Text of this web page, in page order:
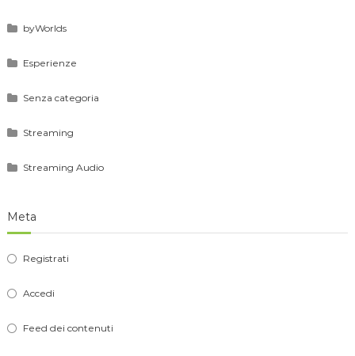
byWorlds
Esperienze
Senza categoria
Streaming
Streaming Audio
Meta
Registrati
Accedi
Feed dei contenuti